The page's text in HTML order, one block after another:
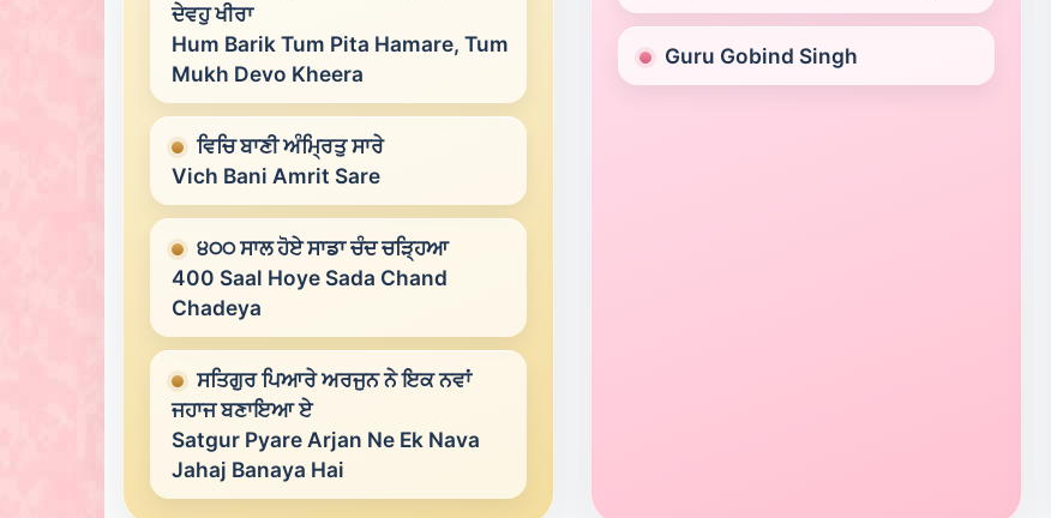
ਦੇਵਹੁ ਖੀਰਾ
Hum Barik Tum Pita Hamare, Tum
Mukh Devo Kheera
ਵਿਚਿ ਬਾਣੀ ਅੰਮ੍ਰਿਤੁ ਸਾਰੇ
Vich Bani Amrit Sare
੪੦੦ ਸਾਲ ਹੋਏ ਸਾਡਾ ਚੰਦ ਚੜ੍ਹਿਆ
400 Saal Hoye Sada Chand
Chadeya
ਸਤਿਗੁਰ ਪਿਆਰੇ ਅਰਜੁਨ ਨੇ ਇਕ ਨਵਾਂ
ਜਹਾਜ ਬਣਾਇਆ ਏ
Satgur Pyare Arjan Ne Ek Nava
Jahaj Banaya Hai
Guru Gobind Singh